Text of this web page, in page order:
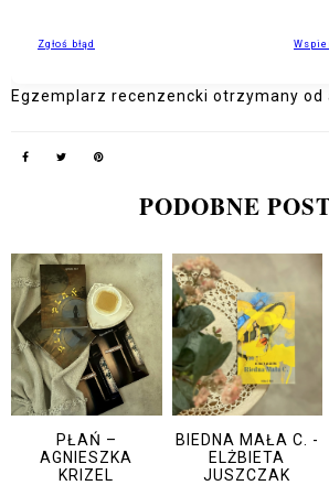
Egzemplarz recenzencki otrzymany od
PODOBNE
PŁAŃ –
AGNIESZKA
KRIZEL
BIEDNA MAŁA C. -
ELŻBIETA
JUSZCZAK